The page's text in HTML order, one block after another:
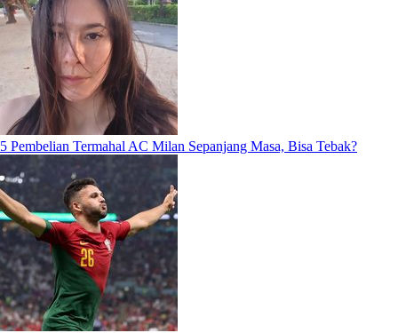
5 Pembelian Termahal AC Milan Sepanjang Masa, Bisa Tebak?